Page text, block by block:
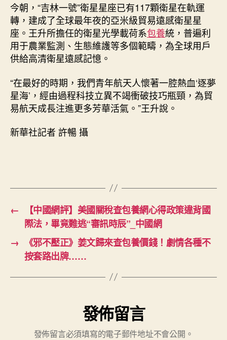
今朝，“吉林一號”衛星星座已有117顆衛星在軌運
轉，建成了全球最年夜的亞米級貿易遠感衛星星
座。王升所擔任的衛星光學載荷系包養統，普遍利
用于農業監測、生態維護等多個範疇，為全球用戶
供給高清衛星遠感記憶。
“在最好的時期，我們青年航天人懷著一腔熱血‘逐夢
星海’，經由過程科技立異不竭衝破技巧瓶頸，為貿
易航天成長注進更多芳華活氣。”王升說。
新華社記者 許暢 攝
←
【中國網評】美國關稅查包養網心得政策違背國
際法，畢竟難逃“審訊時辰”_中國網
→
《邪不壓正》姜文歸來查包養價錢！劇情各種不
按套路出牌……
發佈留言
發佈留言必須填寫的電子郵件地址不會公開。